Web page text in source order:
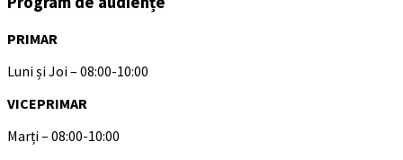
PRIMAR
Luni și Joi – 08:00-10:00
VICEPRIMAR
Marți – 08:00-10:00